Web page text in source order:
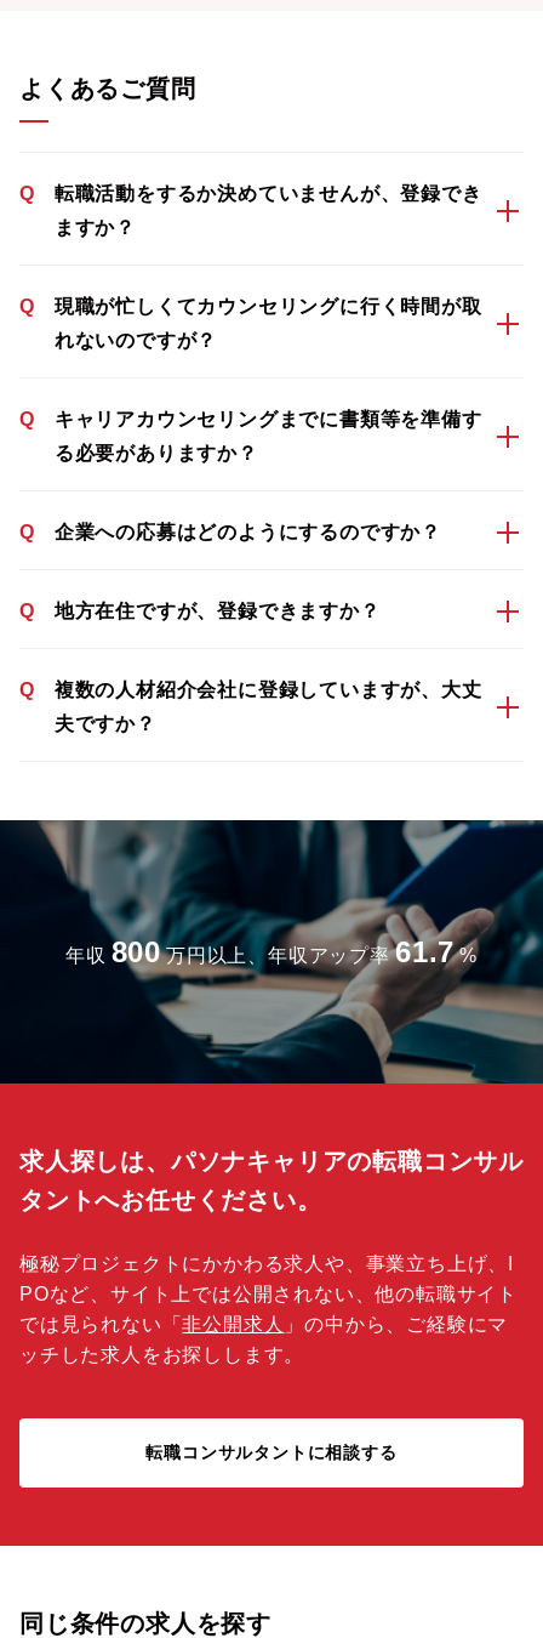
よくあるご質問
Q
転職活動をするか決めていませんが、登録でき
ますか？
Q
現職が忙しくてカウンセリングに行く時間が取
れないのですが？
Q
キャリアカウンセリングまでに書類等を準備す
る必要がありますか？
Q 企業への応募はどのようにするのですか？
Q 地方在住ですが、登録できますか？
Q
複数の人材紹介会社に登録していますが、大丈
夫ですか？
年収 800 万円以上、年収アップ率 61.7 %
求人探しは、パソナキャリアの転職コンサル
タントへお任せください。
極秘プロジェクトにかかわる求人や、事業立ち上げ、I
POなど、サイト上では公開されない、他の転職サイト
では見られない「非公開求人 」の中から、ご経験にマ
ッチした求人をお探しします。
転職コンサルタントに相談する
同じ条件の求人を探す